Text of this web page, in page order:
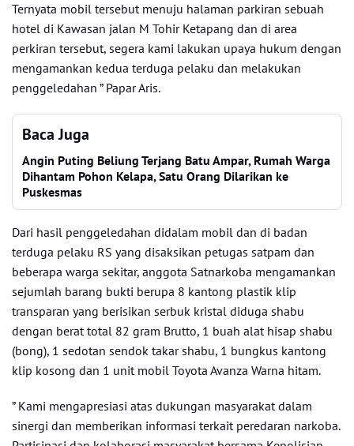
Ternyata mobil tersebut menuju halaman parkiran sebuah
hotel di Kawasan jalan M Tohir Ketapang dan di area
perkiran tersebut, segera kami lakukan upaya hukum dengan
mengamankan kedua terduga pelaku dan melakukan
penggeledahan ” Papar Aris.
Baca Juga
Angin Puting Beliung Terjang Batu Ampar, Rumah Warga
Dihantam Pohon Kelapa, Satu Orang Dilarikan ke
Puskesmas
Dari hasil penggeledahan didalam mobil dan di badan
terduga pelaku RS yang disaksikan petugas satpam dan
beberapa warga sekitar, anggota Satnarkoba mengamankan
sejumlah barang bukti berupa 8 kantong plastik klip
transparan yang berisikan serbuk kristal diduga shabu
dengan berat total 82 gram Brutto, 1 buah alat hisap shabu
(bong), 1 sedotan sendok takar shabu, 1 bungkus kantong
klip kosong dan 1 unit mobil Toyota Avanza Warna hitam.
” Kami mengapresiasi atas dukungan masyarakat dalam
sinergi dan memberikan informasi terkait peredaran narkoba.